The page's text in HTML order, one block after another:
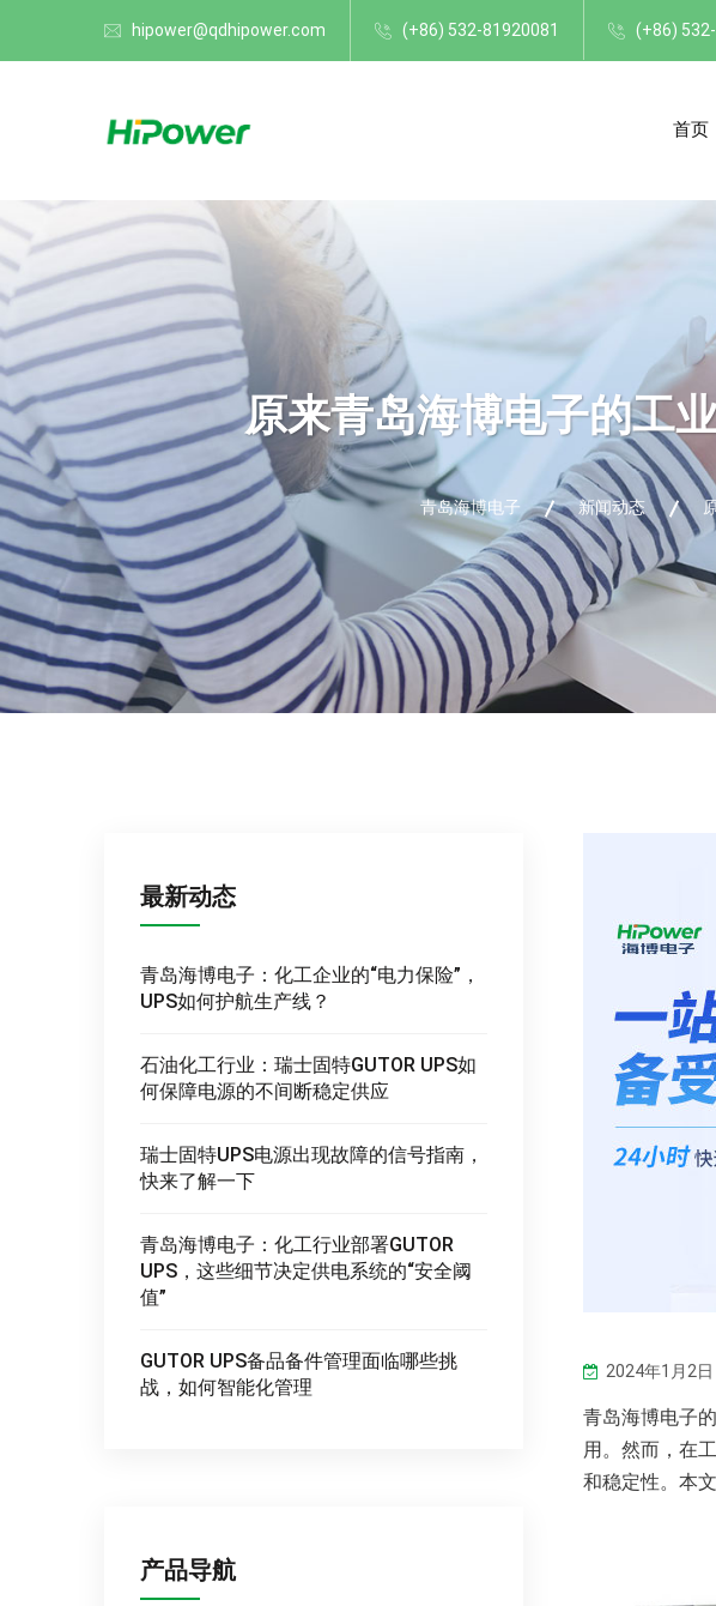
hipower@qdhipower.com (+86) 532-81920081 (+86)
首页
原来青岛海博电子的工
青岛海博电子 新闻动态
2024年1月2日
青岛海博电子的
用。然而，在
和稳定性。本
最新动态
青岛海博电子：化工企业的“电力保险”，
UPS如何护航生产线？
石油化工行业：瑞士固特GUTOR UPS如
何保障电源的不间断稳定供应
瑞士固特UPS电源出现故障的信号指南，
快来了解一下
青岛海博电子：化工行业部署GUTOR
UPS，这些细节决定供电系统的“安全阈
值”
GUTOR UPS备品备件管理面临哪些挑
战，如何智能化管理
产品导航